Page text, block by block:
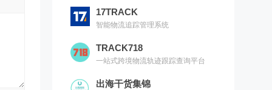
17TRACK
智能物流追踪管理系统
TRACK718
一站式跨境物流轨迹跟踪查询平台
出海干货集锦